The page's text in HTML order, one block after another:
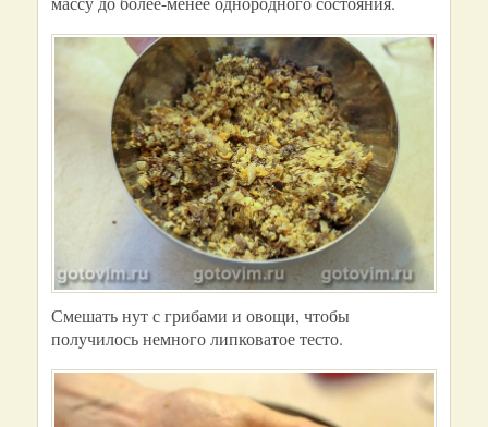
Смешать нут с грибами и овощи, чтобы
получилось немного липковатое тесто.